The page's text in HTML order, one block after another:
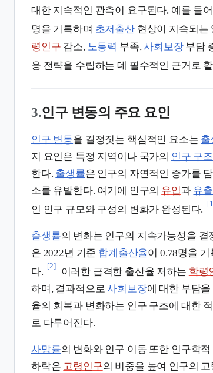
대한 지속적인 관측이 요구된다. 예를 들
명을 기록하며 초저출산현상이 지속되는
령인구 감소, 노동력 부족,사회보장부담
응 전략을 수립하는 데 필수적인 근거로
3.인구 변동의 주요 요인
인구 변동을 결정짓는 핵심적인 요소는 출
지 요인은 특정 지역이나 국가의 인구 구조
한다. 출생률은 인구의 자연적인 증가를
소를 유발한다. 여기에 인구의 유입과 유출
인 인구 규모와 구성의 변화가 완성된다.
출생률의 변화는 인구의 지속가능성을
은 2022년 기준 합계출산율이 0.78명을
다.
[2]
이러한 급격한 출산율 저하는 학령
하며, 결과적으로사회보장에 대한 부담
율의 회복과 변화하는 인구 구조에 대한
로 다루어진다.
사망률의 변화와 인구 이동 또한 인구학
하락은 고령인구의 비중을 높여 인구의